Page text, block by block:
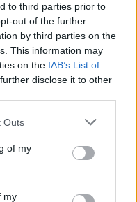
to third parties prior to
out of the further
by third parties on the
This information may
on the IAB’s List of
disclose it to other
one or more Google
You may click to
its third-party tags to
in below Google
Outs
of my
my